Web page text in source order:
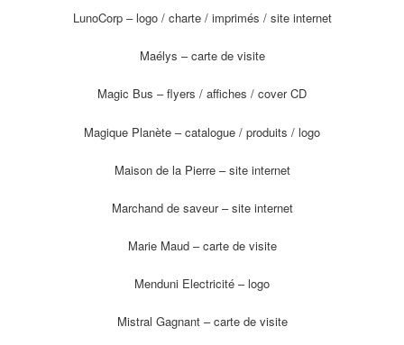
LunoCorp – logo / charte / imprimés / site internet
Maélys – carte de visite
Magic Bus – flyers / affiches / cover CD
Magique Planète – catalogue / produits / logo
Maison de la Pierre – site internet
Marchand de saveur – site internet
Marie Maud – carte de visite
Menduni Electricité – logo
Mistral Gagnant – carte de visite